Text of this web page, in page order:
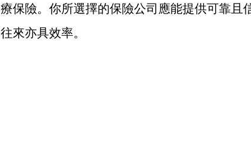
療保險。你所選擇的保險公司應能提供可靠且
往來亦具效率。